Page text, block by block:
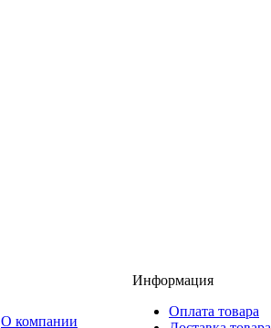
O компании
Информация
Оплата товара